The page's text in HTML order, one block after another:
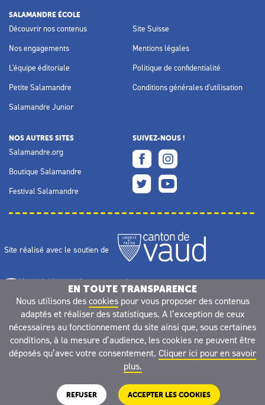
SALAMANDRE ÉCOLE
Découvrir nos contenus
Nos engagements
L'équipe éditoriale
Petite Salamandre
Salamandre Junior
Site Suisse
Mentions légales
Politique de confidentialité
Conditions générales d'utilisation
NOS AUTRES SITES
Salamandre.org
Boutique Salamandre
Festival Salamandre
SUIVEZ-NOUS !
Site réalisé avec le soutien de
EN TOUTE TRANSPARENCE
Nous utilisons des cookiespour vous proposer des contenus
adaptés et réaliser des statistiques. A l’exception de ceux
nécessaires au fonctionnement du site ainsi que, sous certaines
conditions, à la mesure d’audience, les cookies ne peuvent être
déposés qu’avec votre consentement. Cliquer ici pour en savoir
plus.
REFUSER ACCEPTER LES COOKIES